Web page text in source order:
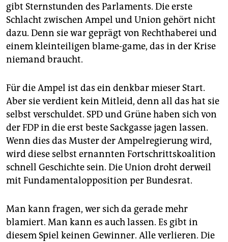
gibt Sternstunden des Parlaments. Die erste
Schlacht zwischen Ampel und Union gehört nicht
dazu. Denn sie war geprägt von Rechthaberei und
einem kleinteiligen blame-game, das in der Krise
niemand braucht.
Für die Ampel ist das ein denkbar mieser Start.
Aber sie verdient kein Mitleid, denn all das hat sie
selbst verschuldet. SPD und Grüne haben sich von
der FDP in die erst beste Sackgasse jagen lassen.
Wenn dies das Muster der Ampelregierung wird,
wird diese selbst ernannten Fortschrittskoalition
schnell Geschichte sein. Die Union droht derweil
mit Fundamentalopposition per Bundesrat.
Man kann fragen, wer sich da gerade mehr
blamiert. Man kann es auch lassen. Es gibt in
diesem Spiel keinen Gewinner. Alle verlieren. Die